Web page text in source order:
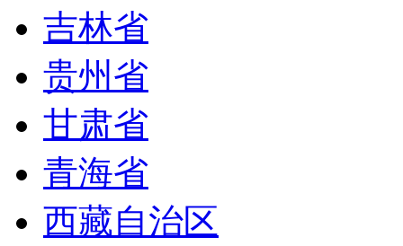
吉林省
贵州省
甘肃省
青海省
西藏自治区